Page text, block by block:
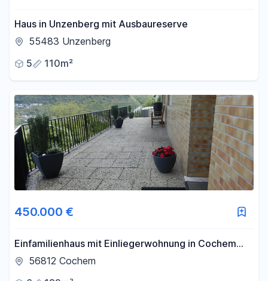
Haus in Unzenberg mit Ausbaureserve
55483 Unzenberg
5
110m²
450.000 €
Einfamilienhaus mit Einliegerwohnung in Cochem
Oberstadt zu verkaufen
56812 Cochem